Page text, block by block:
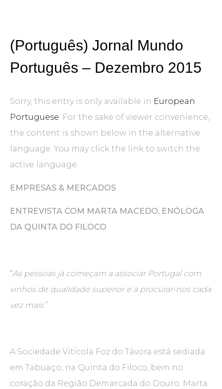
(Português) Jornal Mundo
Português – Dezembro 2015
Sorry, this entry is only available in European
Portuguese. For the sake of viewer convenience,
the content is shown below in the alternative
language. You may click the link to switch the
active language.
EMPRESAS & MERCADOS
ENTREVISTA COM MARTA MACEDO, ENÓLOGA
DA QUINTA DO FILOCO
“As pessoas já começam a associar Portugal com
vinhos de qualidade superior e a procurar-nos cada
vez mais.”
A Sociedade Vitícola Foz do Távora está sediada
em Tabuaço, na Quinta do Filoco, bem no
coração da Região Demarcada do Douro. Marta